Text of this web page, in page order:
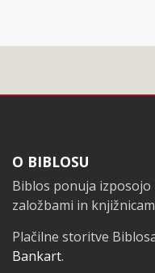
Noga
O BIBLOSU
Biblos ponuja izposojo
založbami in
Plačilne storitve
Bankart.